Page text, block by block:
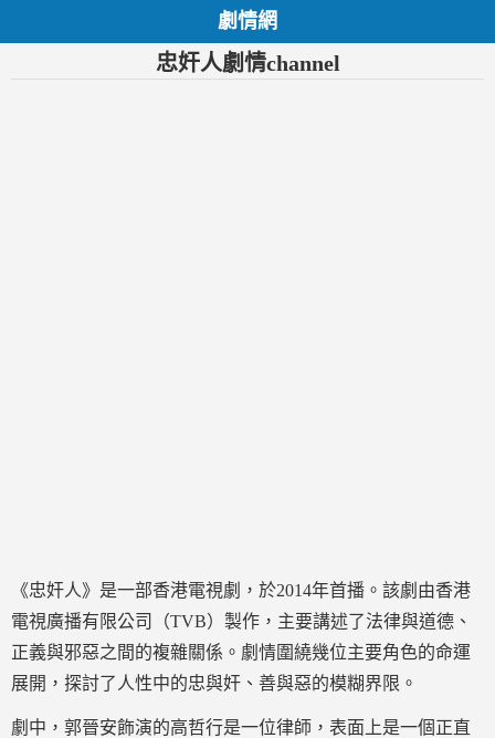
劇情網
忠奸人劇情channel
《忠奸人》是一部香港電視劇，於2014年首播。該劇由香港
電視廣播有限公司（TVB）製作，主要講述了法律與道德、
正義與邪惡之間的複雜關係。劇情圍繞幾位主要角色的命運
展開，探討了人性中的忠與奸、善與惡的模糊界限。
劇中，郭晉安飾演的高哲行是一位律師，表面上是一個正直